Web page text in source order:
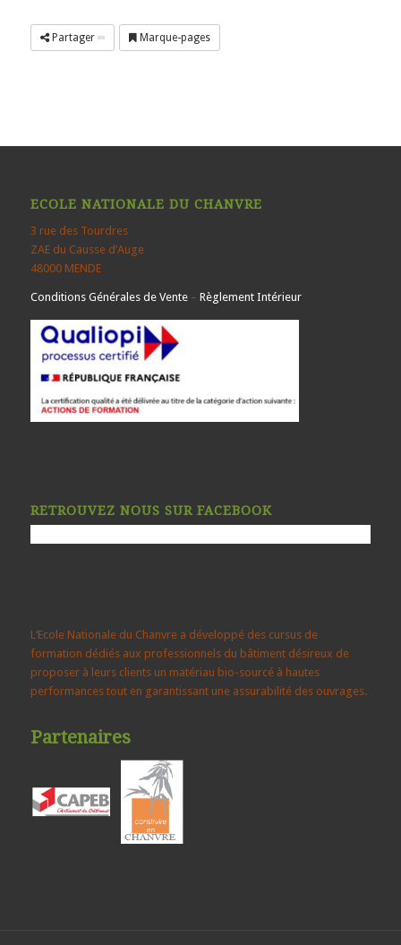
Partager Marque-pages
ECOLE NATIONALE DU CHANVRE
3 rue des Tourdres
ZAE du Causse d’Auge
48000 MENDE
Conditions Générales de Vente– Règlement Intérieur
RETROUVEZ NOUS SUR FACEBOOK
L‘Ecole Nationale du Chanvre a développé des cursus de
formation dédiés aux professionnels du bâtiment désireux de
proposer à leurs clients un matériau bio-sourcé à hautes
performances tout en garantissant une assurabilité des ouvrages.
Partenaires